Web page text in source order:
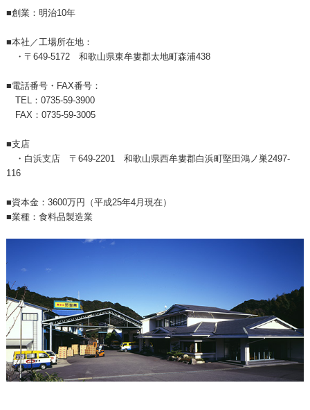
■創業：明治10年
■本社／工場所在地：
・〒649-5172 和歌山県東牟婁郡太地町森浦438
■電話番号・FAX番号：
TEL：0735-59-3900
FAX：0735-59-3005
■支店
・白浜支店 〒649-2201 和歌山県西牟婁郡白浜町堅田鴻ノ巣2497-
116
■資本金：3600万円（平成25年4月現在）
■業種：食料品製造業